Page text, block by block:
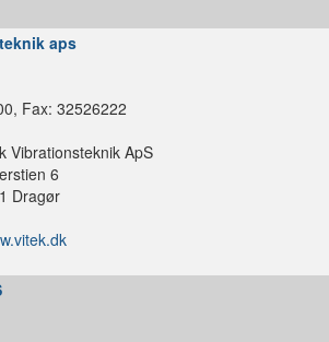
aps
Fax: 32526222
Vibrationsteknik ApS
6
Dragør